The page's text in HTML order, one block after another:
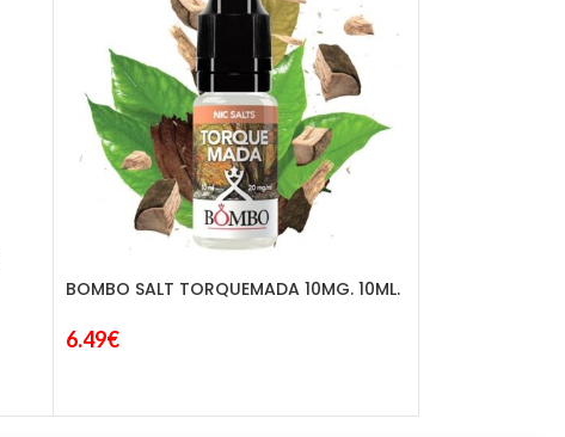
BOMBO SALT TORQUEMADA 10MG. 10ML.
6.49€